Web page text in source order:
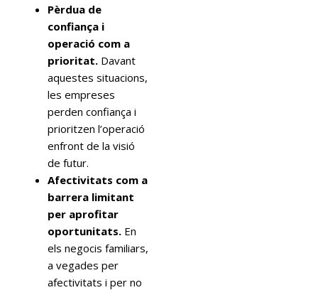
Pèrdua de
confiança i
operació com a
prioritat.Davant
aquestes situacions,
les empreses
perden confiança i
prioritzen l’operació
enfront de la visió
de futur.
Afectivitats com a
barrera limitant
per aprofitar
oportunitats. En
els negocis familiars,
a vegades per
afectivitats i per no